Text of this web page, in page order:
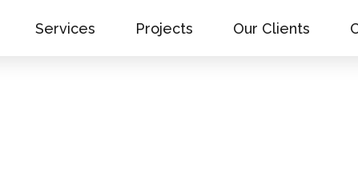
Services Projects Our Clients